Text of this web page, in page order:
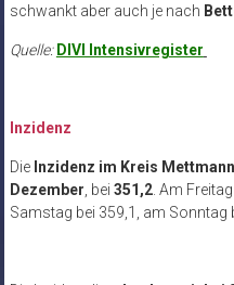
schwankt aber auch je nach
Quelle: DIVI Intensivregister
Inzidenz
Die Inzidenz im Kreis Mettmann
Dezember , bei 351,2. Am
Samstag bei 359,1, am Sonntag